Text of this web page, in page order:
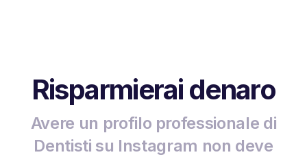
Risparmierai denaro
Avere un profilo professionale di
Dentisti su Instagram non deve